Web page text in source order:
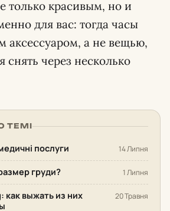
только красивым, но и
для вас: тогда часы
аксессуаром, а не вещью,
снять через несколько
ТЕМІ
послуги 14 Липня
груди? 1 Липня
как выжать из них
20 Травня